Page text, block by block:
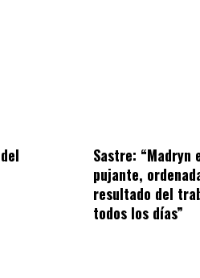
Sastre: “Madryn
pujante,
resultado del
todos los días”